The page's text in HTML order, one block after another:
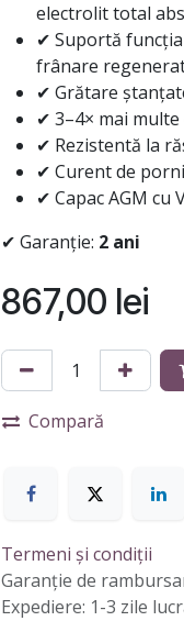
electrolit total
✔ Suportă
frânare
✔ Grătare
✔ 3–4× mai
✔ Rezistentă la
✔ Curent de
✔ Capac AGM cu
✔ Garanție: 2 ani
867,00 lei
Compară
Termeni și condiții
Garanție de
Expediere: 1-3 zile